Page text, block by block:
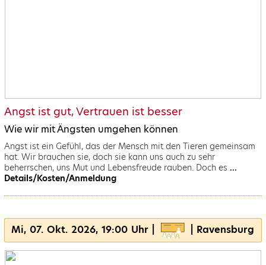
Angst ist gut, Vertrauen ist besser
Wie wir mit Ängsten umgehen können
Angst ist ein Gefühl, das der Mensch mit den Tieren gemeinsam
hat. Wir brauchen sie, doch sie kann uns auch zu sehr
beherrschen, uns Mut und Lebensfreude rauben. Doch es ...
Details/Kosten/Anmeldung
Mi, 07. Okt. 2026, 19:00 Uhr | | Ravensburg